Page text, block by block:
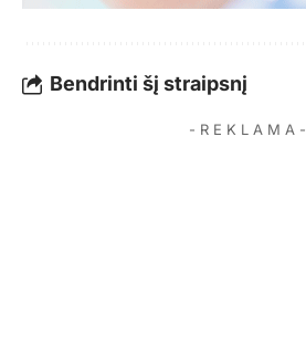
Bendrinti šį straipsnį
- R E K L A M A -